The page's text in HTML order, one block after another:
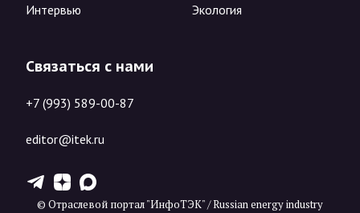
Интервью Экология
Связаться с нами
+7 (993) 589-00-87
editor@itek.ru
T Z X
© Отраслевой портал "ИнфоТЭК" / Russian energy industry